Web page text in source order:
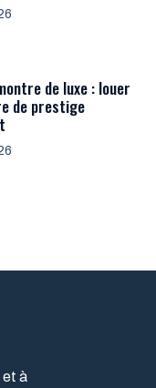
de luxe : louer
de prestige
et à